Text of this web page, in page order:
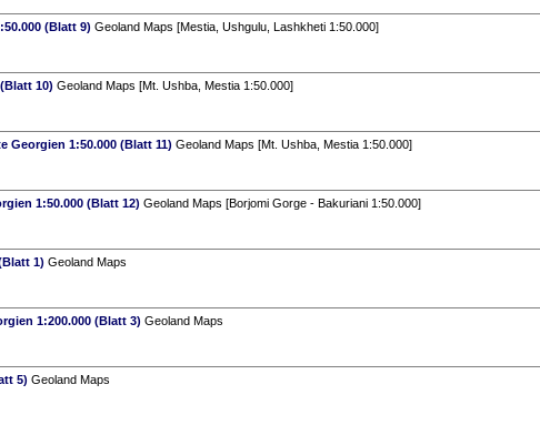
(Blatt 9) Geoland Maps [Mestia, Ushgulu, Lashkheti 1:50.000]
10) Geoland Maps [Mt. Ushba, Mestia 1:50.000]
Georgien 1:50.000 (Blatt 11) Geoland Maps [Mt. Ushba, Mestia 1:50.000]
1:50.000 (Blatt 12) Geoland Maps [Borjomi Gorge - Bakuriani 1:50.000]
1) Geoland Maps
1:200.000 (Blatt 3) Geoland Maps
5) Geoland Maps